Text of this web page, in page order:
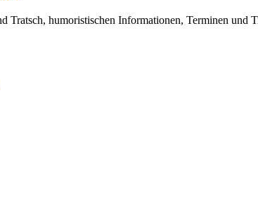
Tratsch, humoristischen Informationen, Terminen und